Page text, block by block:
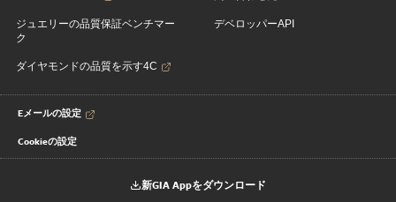
ジュエリーの品質保証ベンチマー
ク
ダイヤモンドの品質を示す4C
デベロッパーAPI
Eメールの設定
Cookieの設定
新GIA Appをダウンロード